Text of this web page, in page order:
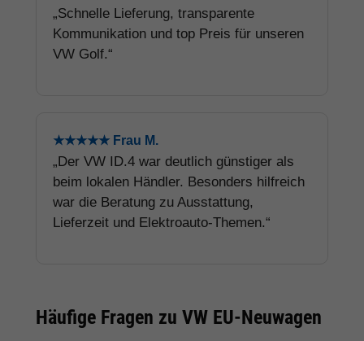
„Schnelle Lieferung, transparente
Kommunikation und top Preis für unseren
VW Golf.“
★★★★★ Frau M.
„Der VW ID.4 war deutlich günstiger als
beim lokalen Händler. Besonders hilfreich
war die Beratung zu Ausstattung,
Lieferzeit und Elektroauto-Themen.“
Häufige Fragen zu VW EU-Neuwagen